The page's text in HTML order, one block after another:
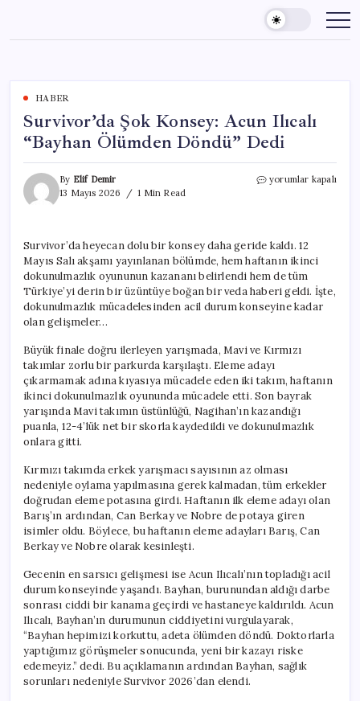
content
HABER
Survivor’da Şok Konsey: Acun Ilıcalı
“Bayhan Ölümden Döndü” Dedi
By Elif Demir
13 Mayıs 2026
1 Min Read
Survivor’da
“Bayhan
Ölümden
Döndü”
Dedi
için
yorumlar kapalı
Survivor’da heyecan dolu bir konsey daha geride kaldı. 12
Mayıs Salı akşamı yayınlanan bölümde, hem haftanın ikinci
dokunulmazlık oyununun kazananı belirlendi hem de tüm
Türkiye’yi derin bir üzüntüye boğan bir veda haberi geldi. İşte,
dokunulmazlık mücadelesinden acil durum konseyine kadar
olan gelişmeler…
Büyük finale doğru ilerleyen yarışmada, Mavi ve Kırmızı
takımlar zorlu bir parkurda karşılaştı. Eleme adayı
çıkarmamak adına kıyasıya mücadele eden iki takım, haftanın
ikinci dokunulmazlık oyununda mücadele etti. Son bayrak
yarışında Mavi takımın üstünlüğü, Nagihan’ın kazandığı
puanla, 12-4’lük net bir skorla kaydedildi ve dokunulmazlık
onlara gitti.
Kırmızı takımda erkek yarışmacı sayısının az olması
nedeniyle oylama yapılmasına gerek kalmadan, tüm erkekler
doğrudan eleme potasına girdi. Haftanın ilk eleme adayı olan
Barış’ın ardından, Can Berkay ve Nobre de potaya giren
isimler oldu. Böylece, bu haftanın eleme adayları Barış, Can
Berkay ve Nobre olarak kesinleşti.
Gecenin en sarsıcı gelişmesi ise Acun Ilıcalı’nın topladığı acil
durum konseyinde yaşandı. Bayhan, burunundan aldığı darbe
sonrası ciddi bir kanama geçirdi ve hastaneye kaldırıldı. Acun
Ilıcalı, Bayhan’ın durumunun ciddiyetini vurgulayarak,
“Bayhan hepimizi korkuttu, adeta ölümden döndü. Doktorlarla
yaptığımız görüşmeler sonucunda, yeni bir kazayı riske
edemeyiz.” dedi. Bu açıklamanın ardından Bayhan, sağlık
sorunları nedeniyle Survivor 2026’dan elendi.